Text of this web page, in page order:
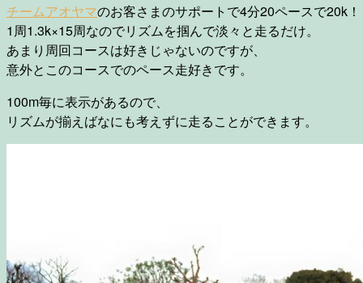
チームアオヤマのお客さまのサポートで4分20ペースで20k！
1周1.3k×15周なのでリズムを掴んで淡々と走るだけ。
あまり周回コースは好きじゃないのですが、
意外とこのコースでのペース走好きです。
100m毎に表示があるので、
リズムが揃えばなにも考えずに走ることができます。